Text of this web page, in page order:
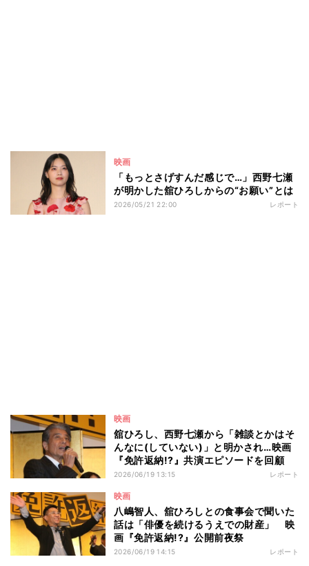
映画
「もっとさげすんだ感じで…」西野七瀬
が明かした舘ひろしからの“お願い”とは
2026/05/21 22:00 レポート
映画
舘ひろし、西野七瀬から「雑談とかはそ
んなに(していない)」と明かされ…映画
『免許返納!?』共演エピソードを回顧
2026/06/19 13:15 レポート
映画
八嶋智人、舘ひろしとの食事会で聞いた
話は「俳優を続けるうえでの財産」 映
画『免許返納!?』公開前夜祭
2026/06/19 14:15 レポート